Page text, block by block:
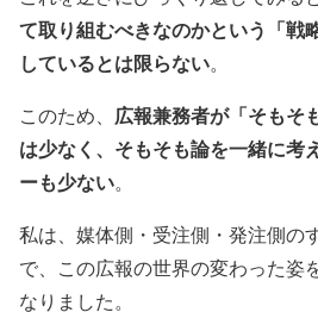
て取り組むべきなのかという「戦
しているとは限らない。
このため、 広報兼務者が「そもそ
は少なく、そもそも論を一緒に考
ーも少ない。
私は、媒体側・受注側・発注側の
で、この広報の世界の変わった姿
なりました。